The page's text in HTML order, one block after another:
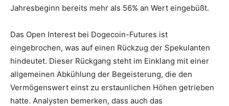
Jahresbeginn bereits mehr als 56% an Wert eingebüßt.
Das Open Interest bei Dogecoin-Futures ist
eingebrochen, was auf einen Rückzug der Spekulanten
hindeutet. Dieser Rückgang steht im Einklang mit einer
allgemeinen Abkühlung der Begeisterung, die den
Vermögenswert einst zu erstaunlichen Höhen getrieben
hatte. Analysten bemerken, dass auch das